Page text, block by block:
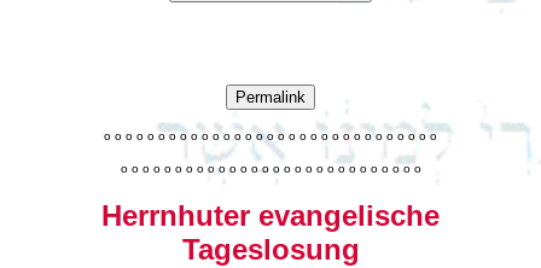
Permalink
o o o o o o o o o o o o o o o o o o o o o o o o o o o o o o o
o o o o o o o o o o o o o o o o o o o o o o o o o o o o
Herrnhuter evangelische
Tageslosung